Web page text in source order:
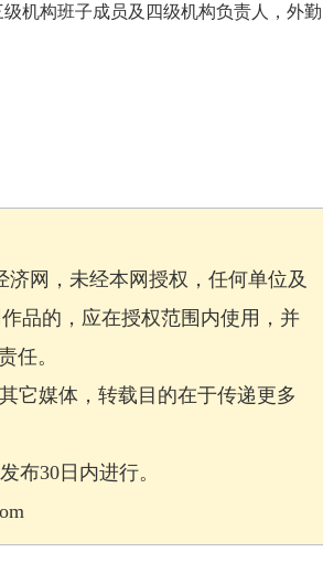
机构班子成员及四级机构负责人，外勤
网，未经本网授权，任何单位及
品的，应在授权范围内使用，并
任。
它媒体，转载目的在于传递更多
30日内进行。